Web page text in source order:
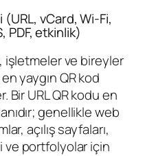
vCard, Wi‑Fi,
PDF, etkinlik)
işletmeler ve bireyler
yaygın QR kod
Bir URL QR kodu en
genellikle web
açılış sayfaları,
ve portfolyolar için